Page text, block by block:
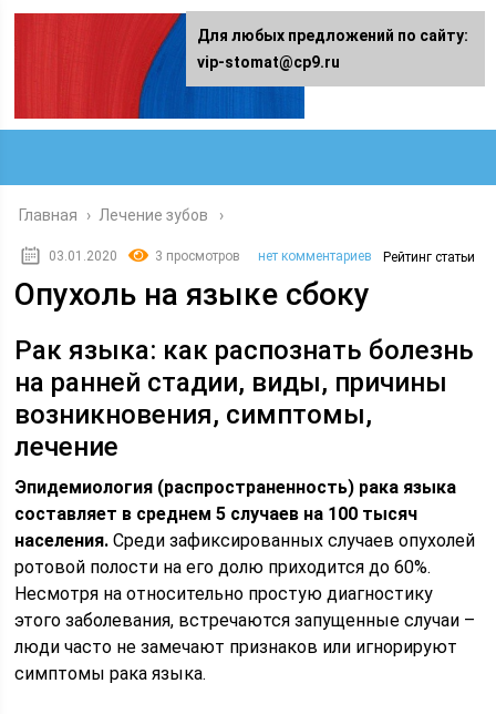
Главная › Лечение зубов
03.01.2020 3 просмотров нет комментариев Рейтинг статьи
Опухоль на языке сбоку
Рак языка: как распознать болезнь
на ранней стадии, виды, причины
возникновения, симптомы,
лечение
Эпидемиология (распространенность) рака языка
составляет в среднем 5 случаев на 100 тысяч
населения. Среди зафиксированных случаев опухолей
ротовой полости на его долю приходится до 60%.
Несмотря на относительно простую диагностику
этого заболевания, встречаются запущенные случаи –
люди часто не замечают признаков или игнорируют
симптомы рака языка.
Для любых предложений по сайту:
vip-stomat@cp9.ru